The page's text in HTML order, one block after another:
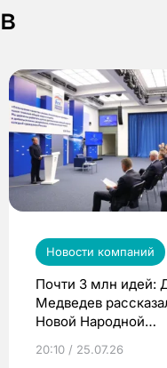
Новости компаний
Почти 3 млн идей:
Медведев
Новой Народной
20:10 / 25.07.26